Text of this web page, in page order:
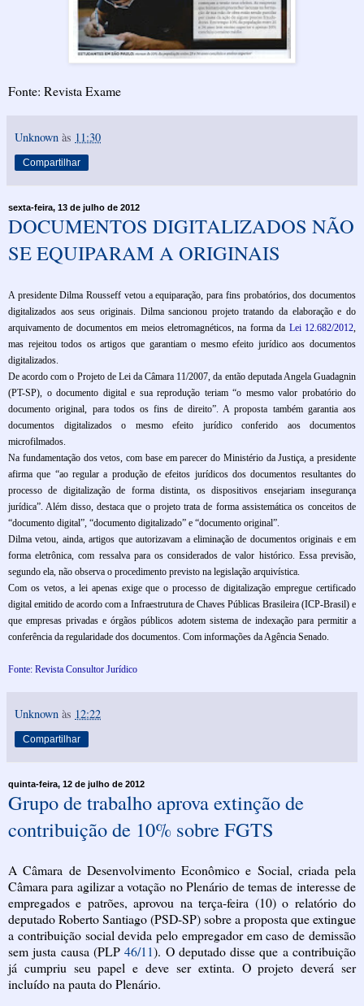
Fonte: Revista Exame
Unknown às 11:30
Compartilhar
sexta-feira, 13 de julho de 2012
DOCUMENTOS DIGITALIZADOS NÃO
SE EQUIPARAM A ORIGINAIS
A presidente Dilma Rousseff vetou a equiparação, para fins probatórios, dos documentos
digitalizados aos seus originais. Dilma sancionou projeto tratando da elaboração e do
arquivamento de documentos em meios eletromagnéticos, na forma da Lei 12.682/2012
mas rejeitou todos os artigos que garantiam o mesmo efeito jurídico aos documentos
digitalizados.
De acordo com o Projeto de Lei da Câmara 11/2007, da então deputada Angela Guadagnin
(PT-SP), o documento digital e sua reprodução teriam “o mesmo valor probatório do
documento original, para todos os fins de direito”. A proposta também garantia aos
documentos digitalizados o mesmo efeito jurídico conferido aos documentos
microfilmados.
Na fundamentação dos vetos, com base em parecer do Ministério da Justiça, a presidente
afirma que “ao regular a produção de efeitos jurídicos dos documentos resultantes do
processo de digitalização de forma distinta, os dispositivos ensejariam insegurança
jurídica”. Além disso, destaca que o projeto trata de forma assistemática os conceitos de
“documento digital”, “documento digitalizado” e “documento original”.
Dilma vetou, ainda, artigos que autorizavam a eliminação de documentos originais e em
forma eletrônica, com ressalva para os considerados de valor histórico. Essa previsão,
segundo ela, não observa o procedimento previsto na legislação arquivística.
Com os vetos, a lei apenas exige que o processo de digitalização empregue certificado
digital emitido de acordo com a Infraestrutura de Chaves Públicas Brasileira (ICP-Brasil) e
que empresas privadas e órgãos públicos adotem sistema de indexação para permitir a
conferência da regularidade dos documentos. Com informações da Agência Senado.
Fonte: Revista Consultor Jurídico
Unknown às 12:22
Compartilhar
quinta-feira, 12 de julho de 2012
Grupo de trabalho aprova extinção de
contribuição de 10% sobre FGTS
A Câmara de Desenvolvimento Econômico e Social, criada pela
Câmara para agilizar a votação no Plenário de temas de interesse de
empregados e patrões, aprovou na terça-feira (10) o relatório do
deputado Roberto Santiago (PSD-SP) sobre a proposta que extingue
a contribuição social devida pelo empregador em caso de demissão
sem justa causa (PLP46/11). O deputado disse que a contribuição
já cumpriu seu papel e deve ser extinta. O projeto deverá ser
incluído na pauta do Plenário.